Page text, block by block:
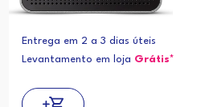
Entrega em 2 a 3 dias úteis
Levantamento em loja Grátis*